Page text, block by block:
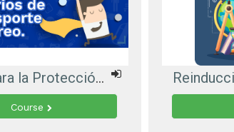
Curso para la Protección de Usuarios de Transporte Aéreo
Course